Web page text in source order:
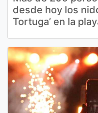
desde hoy los
Tortuga’ en la